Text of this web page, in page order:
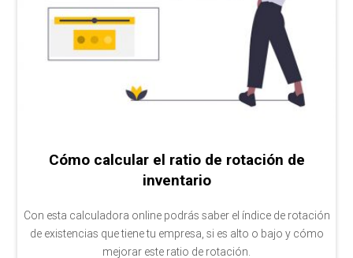
Cómo calcular el ratio de rotación de
inventario
Con esta calculadora online podrás saber el índice de rotación
de existencias que tiene tu empresa, si es alto o bajo y cómo
mejorar este ratio de rotación.